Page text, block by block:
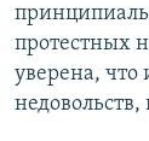
протестных
уверена,
недовольств,